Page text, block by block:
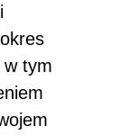
w tym